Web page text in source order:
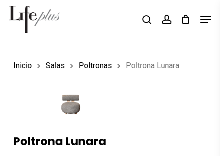
Skip
Búsqueda
productos
searchaccount
Inicio Salas Poltronas Poltrona Lunara
Poltrona Lunara